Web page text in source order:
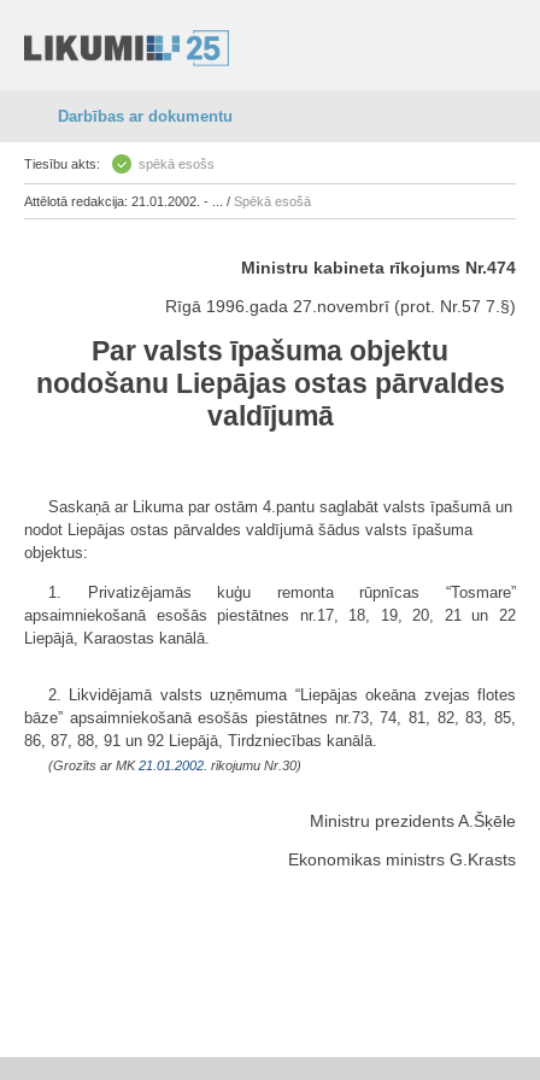
Darbības ar dokumentu
Tiesību akts: spēkā esošs
Attēlotā redakcija: 21.01.2002. - ... / Spēkā esošā
Ministru kabineta rīkojums Nr.474
Rīgā 1996.gada 27.novembrī (prot. Nr.57 7.§)
Par valsts īpašuma objektu
nodošanu Liepājas ostas pārvaldes
valdījumā
Saskaņā ar Likuma par ostām 4.pantu saglabāt valsts īpašumā un
nodot Liepājas ostas pārvaldes valdījumā šādus valsts īpašuma
objektus:
1. Privatizējamās kuģu remonta rūpnīcas “Tosmare”
apsaimniekošanā esošās piestātnes nr.17, 18, 19, 20, 21 un 22
Liepājā, Karaostas kanālā.
2. Likvidējamā valsts uzņēmuma “Liepājas okeāna zvejas flotes
bāze” apsaimniekošanā esošās piestātnes nr.73, 74, 81, 82, 83, 85,
86, 87, 88, 91 un 92 Liepājā, Tirdzniecības kanālā.
(Grozīts ar MK21.01.2002. rīkojumu Nr.30)
Ministru prezidents A.Šķēle
Ekonomikas ministrs G.Krasts